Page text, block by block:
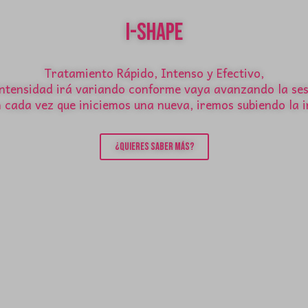
I-Shape
Tratamiento Rápido, Intenso y Efectivo,
irá variando conforme vaya avanzando la
vez que iniciemos una nueva, iremos subiendo la
¿Quieres saber más?